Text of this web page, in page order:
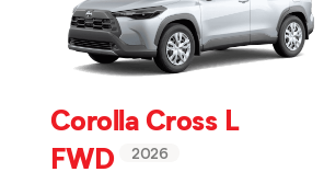
Corolla Cross L
FWD
2026